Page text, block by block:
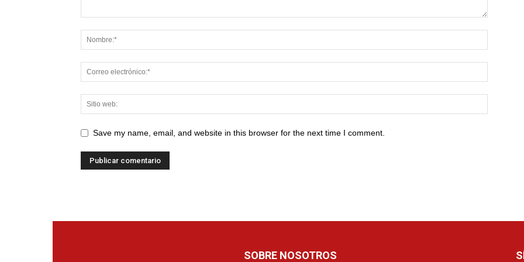
Save my name, email, and website in this browser for the next time I comment.
SOBRE NOSOTROS